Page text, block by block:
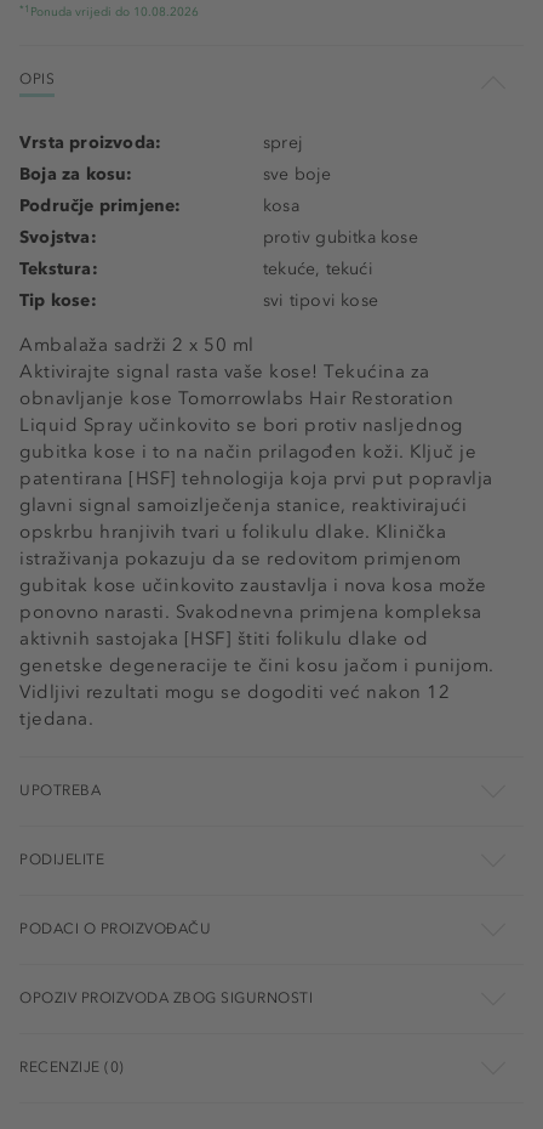
*1 Ponuda vrijedi do 10.08.2026
OPIS
Ambalaža sadrži 2 x 50 ml
Aktivirajte signal rasta vaše kose! Tekućina za
obnavljanje kose Tomorrowlabs Hair Restoration
Liquid Spray učinkovito se bori protiv nasljednog
gubitka kose i to na način prilagođen koži. Ključ je
patentirana [HSF] tehnologija koja prvi put popravlja
glavni signal samoizlječenja stanice, reaktivirajući
opskrbu hranjivih tvari u folikulu dlake. Klinička
istraživanja pokazuju da se redovitom primjenom
gubitak kose učinkovito zaustavlja i nova kosa može
ponovno narasti. Svakodnevna primjena kompleksa
aktivnih sastojaka [HSF] štiti folikulu dlake od
genetske degeneracije te čini kosu jačom i punijom.
Vidljivi rezultati mogu se dogoditi već nakon 12
tjedana.
Vrsta proizvoda:
sprej
Boja za kosu:
sve boje
Područje primjene:
kosa
Svojstva:
protiv gubitka kose
Tekstura:
tekuće, tekući
Tip kose:
svi tipovi kose
UPOTREBA
PODIJELITE
PODACI O PROIZVOĐAČU
OPOZIV PROIZVODA ZBOG SIGURNOSTI
RECENZIJE (0)